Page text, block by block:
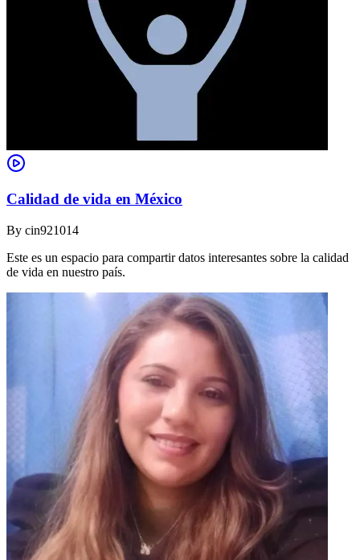
Calidad de vida en México
By cin921014
Este es un espacio para compartir datos interesantes sobre la calidad
de vida en nuestro país.